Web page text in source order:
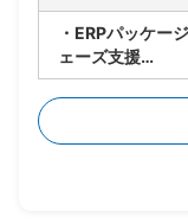
・ERPパッケー
ェーズ支援
・パッケージ標
現する仕様を検
・NEC社と協働